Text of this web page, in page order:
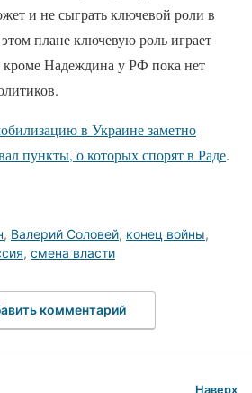
и не сыграть ключевой роли в
плане ключевую роль играет
кроме Надеждина у РФ пока нет
в Украине заметно
пункты, о которых спорят в Раде.
, Валерий Соловей, конец войны,
, смена власти
комментарий
Наверх